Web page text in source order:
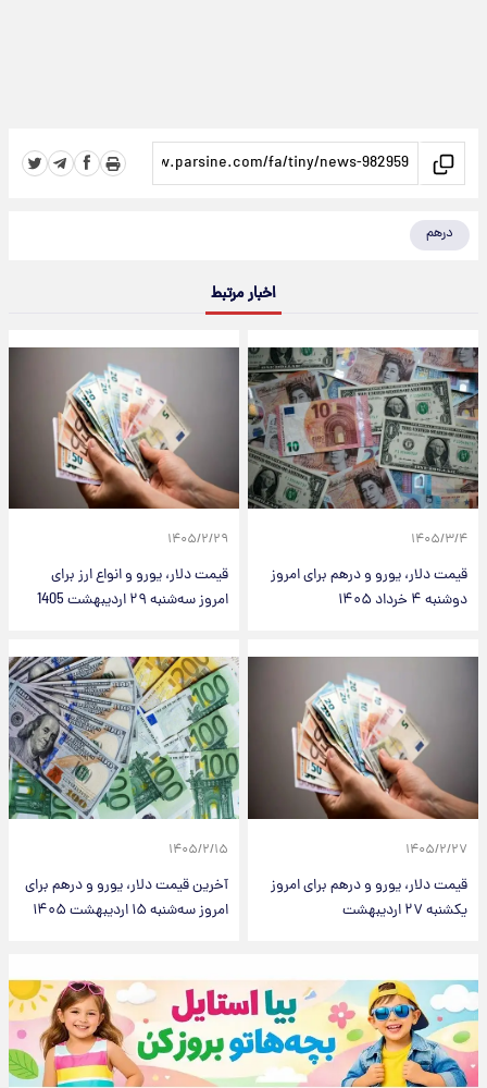
درهم
اخبار مرتبط
۱۴۰۵/۳/۴
قیمت دلار، یورو و درهم برای امروز
دوشنبه ۴ خرداد ۱۴۰۵
۱۴۰۵/۲/۲۹
قیمت دلار، یورو و انواع ارز برای
امروز سه‌شنبه ۲۹ اردیبهشت 1405
۱۴۰۵/۲/۲۷
قیمت دلار، یورو و درهم برای امروز
یکشنبه ۲۷ اردیبهشت
۱۴۰۵/۲/۱۵
آخرین قیمت دلار، یورو و درهم برای
امروز سه‌شنبه ۱۵ اردیبهشت ۱۴۰۵